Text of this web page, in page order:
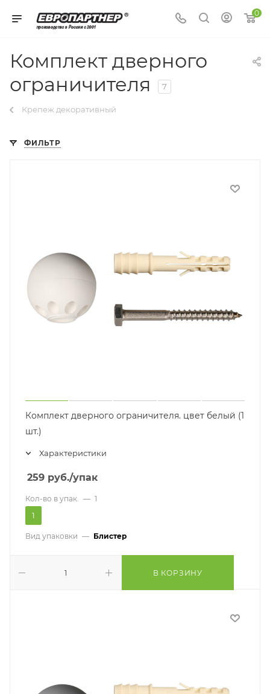
0
Комплект дверного
ограничителя
7
Крепеж декоративный
ФИЛЬТР
Комплект дверного ограничителя. цвет белый (1
шт.)
Характеристики
259 руб./упак
Кол-во в упак. — 1
1
Вид упаковки — Блистер
В КОРЗИНУ